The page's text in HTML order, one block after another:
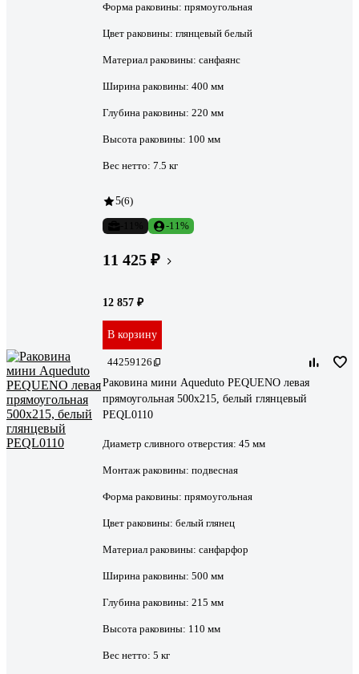
Форма раковины: прямоугольная
Цвет раковины: глянцевый белый
Материал раковины: санфаянс
Ширина раковины: 400 мм
Глубина раковины: 220 мм
Высота раковины: 100 мм
Вес нетто: 7.5 кг
5(6)
-11%
11 425 ₽
12 857 ₽
В корзину
44259126
Раковина мини Aqueduto PEQUENO левая
прямоугольная 500х215, белый глянцевый
PEQL0110
Диаметр сливного отверстия: 45 мм
Монтаж раковины: подвесная
Форма раковины: прямоугольная
Цвет раковины: белый глянец
Материал раковины: санфарфор
Ширина раковины: 500 мм
Глубина раковины: 215 мм
Высота раковины: 110 мм
Вес нетто: 5 кг